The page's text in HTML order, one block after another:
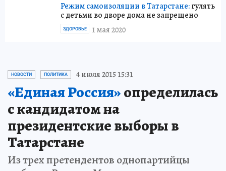
Режим самоизоляции в Татарстане:гулять
с детьми во дворе дома не запрещено
1 мая 2020
ЗДОРОВЬЕ
НОВОСТИ ПОЛИТИКА 4 июля 2015 15:31
«Единая Россия»определилась
с кандидатом на
президентские выборы в
Татарстане
Из трех претендентов однопартийцы